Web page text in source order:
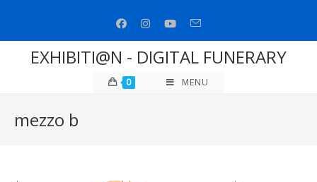
contenuto
EXHIBITI@N - DIGITAL FUNERARY
0 MENU
mezzo b